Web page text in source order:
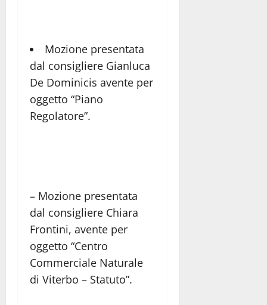
Mozione presentata
dal consigliere Gianluca
De Dominicis avente per
oggetto “Piano
Regolatore”.
– Mozione presentata
dal consigliere Chiara
Frontini, avente per
oggetto “Centro
Commerciale Naturale
di Viterbo – Statuto”.